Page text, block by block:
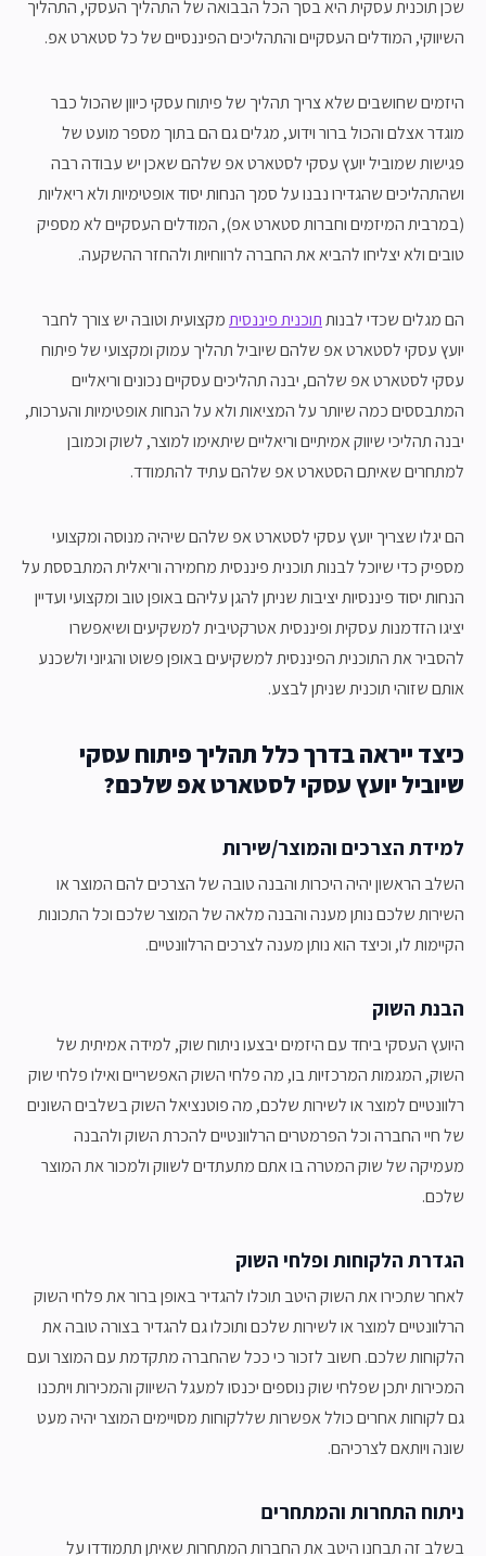
שכן תוכנית עסקית היא בסך הכל הבבואה של התהליך העסקי, התהליך
השיווקי, המודלים העסקיים והתהליכים הפיננסיים של כל סטארט אפ.
היזמים שחושבים שלא צריך תהליך של פיתוח עסקי כיוון שהכול כבר
מוגדר אצלם והכול ברור וידוע, מגלים גם הם בתוך מספר מועט של
פגישות שמוביל יועץ עסקי לסטארט אפ שלהם שאכן יש עבודה רבה
ושהתהליכים שהגדירו נבנו על סמך הנחות יסוד אופטימיות ולא ריאליות
(במרבית המיזמים וחברות סטארט אפ), המודלים העסקיים לא מספיק
טובים ולא יצליחו להביא את החברה לרווחיות ולהחזר ההשקעה.
הם מגלים שכדי לבנותתוכנית פיננסיתמקצועית וטובה יש צורך לחבר
יועץ עסקי לסטארט אפ שלהם שיוביל תהליך עמוק ומקצועי של פיתוח
עסקי לסטארט אפ שלהם, יבנה תהליכים עסקיים נכונים וריאליים
המתבססים כמה שיותר על המציאות ולא על הנחות אופטימיות והערכות,
יבנה תהליכי שיווק אמיתיים וריאליים שיתאימו למוצר, לשוק וכמובן
למתחרים שאיתם הסטארט אפ שלהם עתיד להתמודד.
הם יגלו שצריך יועץ עסקי לסטארט אפ שלהם שיהיה מנוסה ומקצועי
מספיק כדי שיוכל לבנות תוכנית פיננסית מחמירה וריאלית המתבססת על
הנחות יסוד פיננסיות יציבות שניתן להגן עליהם באופן טוב ומקצועי ועדיין
יציגו הזדמנות עסקית ופיננסית אטרקטיבית למשקיעים ושיאפשרו
להסביר את התוכנית הפיננסית למשקיעים באופן פשוט והגיוני ולשכנע
אותם שזוהי תוכנית שניתן לבצע.
כיצד ייראה בדרך כלל תהליך פיתוח עסקי
שיוביל יועץ עסקי לסטארט אפ שלכם?
למידת הצרכים והמוצר/שירות
השלב הראשון יהיה היכרות והבנה טובה של הצרכים להם המוצר או
השירות שלכם נותן מענה והבנה מלאה של המוצר שלכם וכל התכונות
הקיימות לו, וכיצד הוא נותן מענה לצרכים הרלוונטיים.
הבנת השוק
היועץ העסקי ביחד עם היזמים יבצעו ניתוח שוק, למידה אמיתית של
השוק, המגמות המרכזיות בו, מה פלחי השוק האפשריים ואילו פלחי שוק
רלוונטיים למוצר או לשירות שלכם, מה פוטנציאל השוק בשלבים השונים
של חיי החברה וכל הפרמטרים הרלוונטיים להכרת השוק ולהבנה
מעמיקה של שוק המטרה בו אתם מתעתדים לשווק ולמכור את המוצר
שלכם.
הגדרת הלקוחות ופלחי השוק
לאחר שתכירו את השוק היטב תוכלו להגדיר באופן ברור את פלחי השוק
הרלוונטיים למוצר או לשירות שלכם ותוכלו גם להגדיר בצורה טובה את
הלקוחות שלכם. חשוב לזכור כי ככל שהחברה מתקדמת עם המוצר ועם
המכירות יתכן שפלחי שוק נוספים יכנסו למעגל השיווק והמכירות ויתכנו
גם לקוחות אחרים כולל אפשרות שללקוחות מסויימים המוצר יהיה מעט
שונה ויותאם לצרכיהם.
ניתוח התחרות והמתחרים
בשלב זה תבחנו היטב את החברות המתחרות שאיתן תתמודדו על